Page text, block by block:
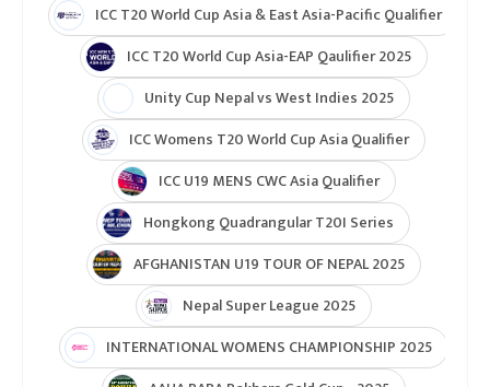
ICC T20 World Cup Asia & East Asia-Pacific Qualifier
ICC T20 World Cup Asia-EAP Qaulifier 2025
Unity Cup Nepal vs West Indies 2025
ICC Womens T20 World Cup Asia Qualifier
ICC U19 MENS CWC Asia Qualifier
Hongkong Quadrangular T20I Series
AFGHANISTAN U19 TOUR OF NEPAL 2025
Nepal Super League 2025
INTERNATIONAL WOMENS CHAMPIONSHIP 2025